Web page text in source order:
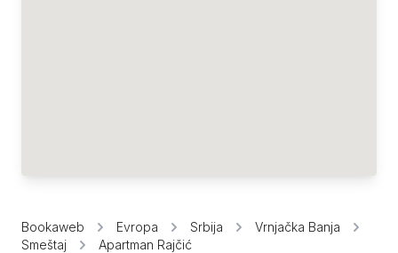
Bookaweb Evropa Srbija
Vrnjačka Banja
Smeštaj
Apartman Rajčić